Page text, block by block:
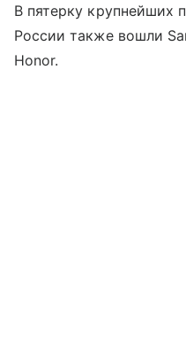
В пятерку крупнейших
России также вошли
Honor.